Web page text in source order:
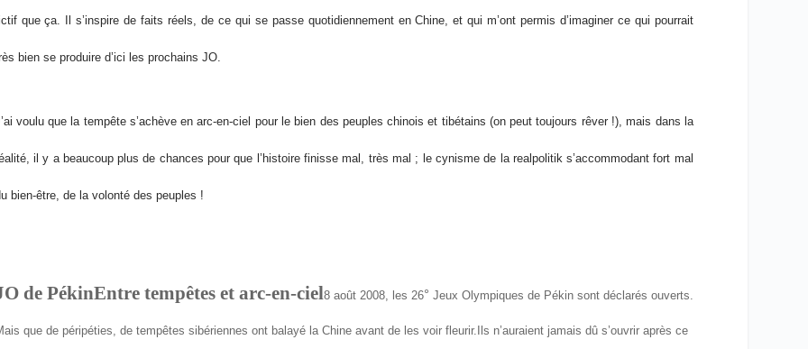
que ça. Il s’inspire de faits réels, de ce qui se passe quotidiennement en Chine, et qui m’ont permis d’imaginer ce qui pourrait
bien se produire d’ici les prochains JO.
voulu que la tempête s’achève en arc-en-ciel pour le bien des peuples chinois et tibétains (on peut toujours rêver !), mais dans la
il y a beaucoup plus de chances pour que l’histoire finisse mal, très mal ; le cynisme de la realpolitik s’accommodant fort mal
bien-être, de la volonté des peuples !
de PékinEntre tempêtes et arc-en-ciel8août 2008, les 26° Jeux Olympiques de Pékin sont déclarés ouverts.
que de péripéties, de tempêtes sibériennes ont balayé la Chine avant de les voir fleurir. Ils n’auraient jamais dû s’ouvrir après ce